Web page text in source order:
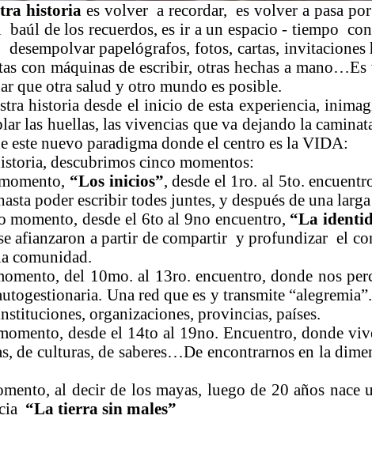
historiaes volver a recordar, es volver a pasa
de los recuerdos, es ir a un espacio - tiempo
papelógrafos, fotos, cartas,
con máquinas de escribir, otras hechas a
que otra salud y otro mundo es posible.
historia desde el inicio de esta experiencia,
las huellas, las vivencias que va dejando la
este nuevo paradigma donde el centro es la VIDA:
descubrimos cinco momentos:
“Los inicios”, desde el 1ro. al 5to.
poder escribir todes juntes, y después de una
momento, desde el 6to al 9no encuentro, “La
afianzaron a partir de compartir y profundizar el
comunidad.
del 10mo. al 13ro. encuentro, donde nos
Una red que es y transmite
organizaciones, provincias, países.
desde el 14to al 19no. Encuentro, donde
de culturas, de saberes…De encontrarnos en la
al decir de los mayas, luego de 20 años
“La tierra sin males”